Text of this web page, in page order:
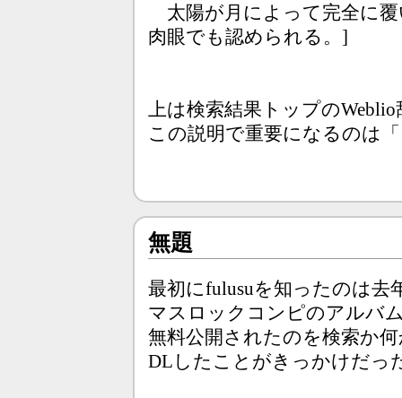
太陽が月によって完全に
肉眼でも認められる。]
上は検索結果トップの
この説明で重要になるのは
無題
最初にfulusuを知ったのは去
マスロックコンピのアルバ
無料公開されたのを検索か
DLしたことがきっかけだっ